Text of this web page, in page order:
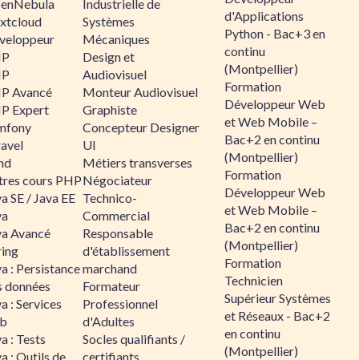
Avancé
Expert
cours PHP
SE / Java EE
Avancé
: Persistance
données
: Services
: Tests
: Outils de
Industrielle de
Systèmes
Mécaniques
Design et
Audiovisuel
Monteur Audiovisuel
Graphiste
Concepteur Designer
UI
Métiers transverses
Négociateur
Technico-
Commercial
Responsable
d'établissement
marchand
Formateur
Professionnel
d'Adultes
Socles qualifiants /
certifiants
d'Applications
Python - Bac+3 en
continu
(Montpellier)
Formation
Développeur Web
et Web Mobile –
Bac+2 en continu
(Montpellier)
Formation
Développeur Web
et Web Mobile –
Bac+2 en continu
(Montpellier)
Formation
Technicien
Supérieur Systèmes
et Réseaux - Bac+2
en continu
(Montpellier)